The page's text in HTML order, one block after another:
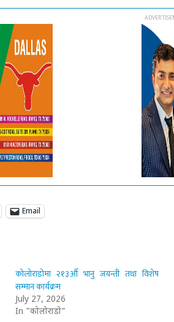
Email
कोलोराडोमा २१३औँ भानु जयन्ती तथा विशेष
सम्मान कार्यक्रम
July 27, 2026
In "कोलोराडो"